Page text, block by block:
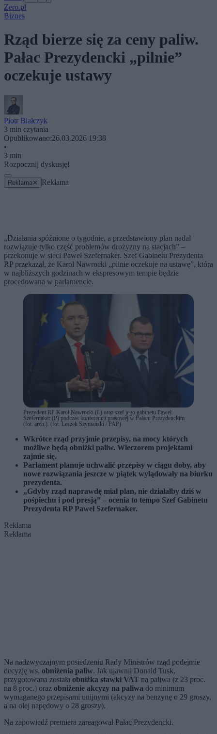
Zero.pl
Biznes
Rząd bierze się za ceny paliw.
Pałac Prezydencki „pilnie”
oczekuje ustawy
Piotr Białczyk
3 min czytania
Opublikowano:26.03.2026 19:38
•
3 min
Rozpocznij dyskusję!
Reklama ✕ Reklama
„Działania spóźnione o tygodnie, a przedstawiony plan nadal
rozwiązuje tylko część problemów drożyzny na stacjach” –
przekonuje w sieci Paweł Szefernaker. Szef Gabinetu Prezydenta
RP przekazał, że Karol Nawrocki „pilnie oczekuje na ustawę”, która
w najbliższych godzinach w ekspresowym tempie będzie
procedowana w parlamencie.
Prezydent RP Karol Nawrocki (L) oraz szef jego gabinetu Paweł
Szefernaker (P) podczas konferencji prasowej w Pałacu Prezydenckim
(fot. arch.). (fot. Leszek Szymański / PAP)
Wkrótce rząd przyjmie przepisy, na mocy których
możliwe będą obniżki paliw. Wieczorem projektami
zajmie się.
Parlament planuje uchwalić przepisy w ciągu doby, aby
nowe rozwiązania jeszcze w piątek wylądowały na biurku
prezydenta.
„Gdyby rząd naprawdę miał plan, nie działałby dziś w
pośpiechu i pod presją” – ocenia to tempo Szef Gabinetu
Prezydenta RP Paweł Szefernaker.
Reklama
Reklama
Na nadzwyczajnym posiedzeniu Rady Ministrów rząd podejmie
decyzję ws. obniżenia paliw. Jak ujawnił Donald Tusk,
przygotowana została obniżka stawki VAT na paliwa (z 23 proc.
na 8 proc.) oraz obniżenie akcyzy na paliwa do minimum
wymaganego przepisami unijnymi (akcyzy na benzynę o 29 groszy,
a na olej napędowy o 28 groszy).
Na zapowiedź premiera zareagował Pałac Prezydencki.